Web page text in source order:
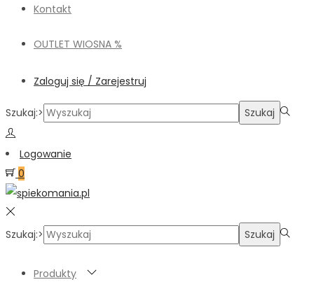
Kontakt
OUTLET WIOSNA %
Zaloguj się / Zarejestruj
Szukaj:> Szukaj
Logowanie
0
Szukaj:> Szukaj
Produkty